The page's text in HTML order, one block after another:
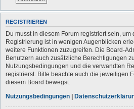
REGISTRIEREN
Du musst in diesem Forum registriert sein,
Registrierung ist in wenigen Augenblicken
weitere Funktionen zuzugreifen. Die Board-
Benutzern auch zusätzliche Berechtigungen
Nutzungsbedingungen und die verwandten
registrierst. Bitte beachte auch die jeweiligen
diesem Board bewegst.
Nutzungsbedingungen |